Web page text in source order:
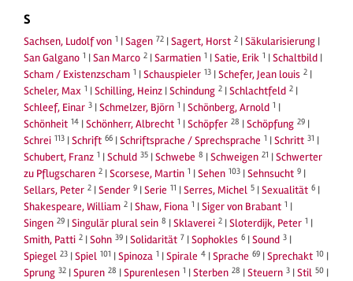
S
Sachsen, Ludolf von 1 |Sagen 72 |Sagert, Horst 2 |Säkularisierung |
San Galgano 1 |San Marco 2 |Sarmatien 1 |Satie, Erik 1 |Schaltbild |
Scham / Existenzscham 1 |Schauspieler 13 |Schefer, Jean louis 2 |
Scheler, Max 1 |Schilling, Heinz |Schindung 2 |Schlachtfeld 2 |
Schleef, Einar 3 |Schmelzer, Björn 1 |Schönberg, Arnold 1 |
Schönheit 14 |Schönherr, Albrecht 1 |Schöpfer 28 |Schöpfung 29 |
Schrei 113 |Schrift 66 |Schriftsprache / Sprechsprache 1 |Schritt 31 |
Schubert, Franz 1 |Schuld 35 |Schwebe 8 |Schweigen 21 |Schwerter
zu Pflugscharen 2 |Scorsese, Martin 1 |Sehen 103 |Sehnsucht 9 |
Sellars, Peter 2 |Sender 9 |Serie 11 |Serres, Michel 5 |Sexualität 6 |
Shakespeare, William 2 |Shaw, Fiona 1 |Siger von Brabant 1 |
Singen 29 |Singulär plural sein 8 |Sklaverei 2 |Sloterdijk, Peter 1 |
Smith, Patti 2 |Sohn 39 |Solidarität 7 |Sophokles 6 |Sound 3 |
Spiegel 23 |Spiel 101 |Spinoza 1 |Spirale 4 |Sprache 69 |Sprechakt 10 |
Sprung 32 |Spuren 28 |Spurenlesen 1 |Sterben 28 |Steuern 3 |Stil 50 |